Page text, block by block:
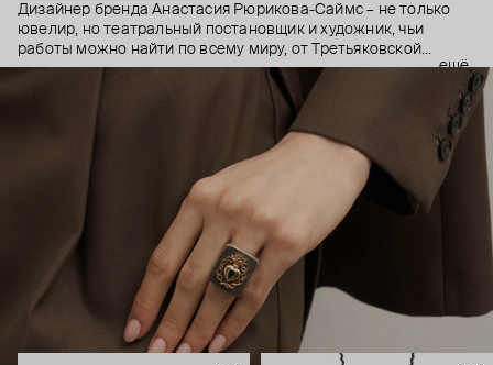
Дизайнер бренда Анастасия Рюрикова-Саймс – не только
ювелир, но театральный постановщик и художник, чьи
работы можно найти по всему миру, от Третьяковской
галереи до выставок в США и Гонконге. Она вдохновляется
разными культурами, эпохами и символами. Причем
символы – неочевидные: например, кулоны с руками, чье
положение на жестовом языке означает «я тебя люблю» или
В этих украшениях много магии: здесь и знаки из
европейской геральдики вроде пылающих сердец, и
животные – каждое символизирует определенное умение и
силу. Философия дизайнера – в том, что украшения могут
быть не просто аксессуаром, но оберегом и талисманом.
ещё